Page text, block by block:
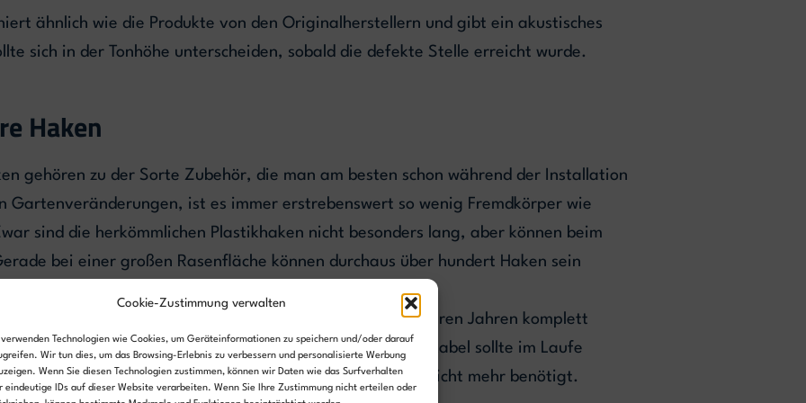
Cookie-Zustimmung verwalten
Technologien wie Cookies, um Geräteinformationen zu speichern und/oder darauf
Wir tun dies, um das Browsing-Erlebnis zu verbessern und personalisierte Werbung
Wenn Sie diesen Technologien zustimmen, können wir Daten wie das Surfverhalten
eindeutige IDs auf dieser Website verarbeiten. Wenn Sie Ihre Zustimmung nicht erteilen oder
ähnlich wie die Produkte von den Originalherstellern und gibt ein akustisches
sich in der Tonhöhe unterscheiden, sobald die defekte Stelle erreicht wurde.
Haken
gehören zu der Sorte Zubehör, die man am besten schon während der Installation
Gartenveränderungen, ist es immer erstrebenswert so wenig Fremdkörper wie
sind die herkömmlichen Plastikhaken nicht besonders lang, aber können beim
bei einer großen Rasenfläche können durchaus über hundert Haken sein
normalen Plastikhaken ist, dass diese Haken nach mehreren Jahren komplett
keine störenden Objekte hinterlassen. Das Begrenzungskabel sollte im Laufe
sein und daher werden die Haken somit auch nicht mehr benötigt.